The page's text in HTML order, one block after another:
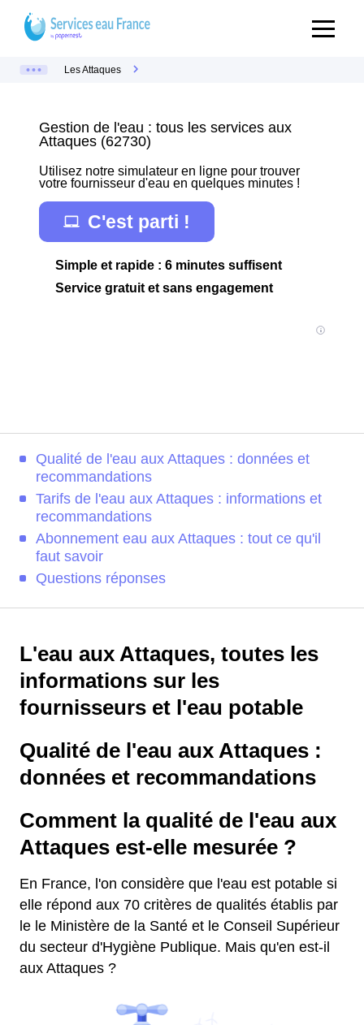
Les Attaques
Gestion de l'eau : tous les services aux
Attaques (62730)
Utilisez notre simulateur en ligne pour trouver
votre fournisseur d'eau en quelques minutes !
C'est parti !
Simple et rapide : 6 minutes suffisent
Service gratuit et sans engagement
Qualité de l'eau aux Attaques : données et
recommandations
Tarifs de l'eau aux Attaques : informations et
recommandations
Abonnement eau aux Attaques : tout ce qu'il
faut savoir
Questions réponses
L'eau aux Attaques, toutes les
informations sur les
fournisseurs et l'eau potable
Qualité de l'eau aux Attaques :
données et recommandations
Comment la qualité de l'eau aux
Attaques est-elle mesurée ?
En France, l'on considère que l'eau est potable si
elle répond aux 70 critères de qualités établis par
le le Ministère de la Santé et le Conseil Supérieur
du secteur d'Hygiène Publique. Mais qu'en est-il
aux Attaques ?